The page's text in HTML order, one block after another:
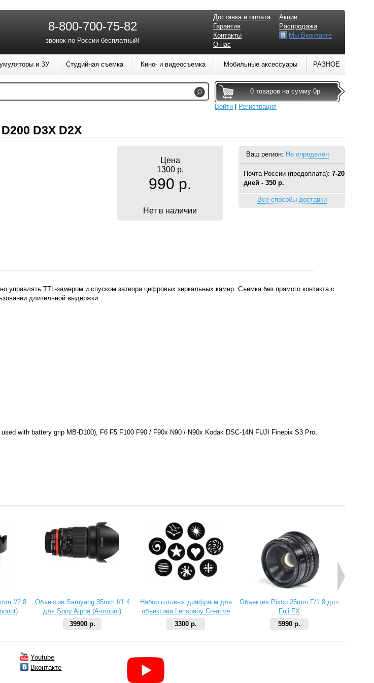
D3X D2X
Ваш регион: Не определен
Почта России (предоплата): 7-20
дней - 350 р.
Все способы доставки
Цена
1300 р.
990 р.
Нет в наличии
управлять TTL-замером и спуском затвора цифровых зеркальных камер. Съемка без прямого контакта с
длительной выдержки.
with battery grip MB-D100), F6 F5 F100 F90 / F90x N90 / N90x Kodak DSC-14N FUJI Finepix S3 Pro,
f/2.8
Объектив Samyang 35mm f/1.4
для Sony Alpha (A-mount)
39900 р.
Набор готовых диафрагм для
объектива Lensbaby Creative
Aperture Kit 2
3300 р.
Объектив Pixco 25mm F/1.8 для
Fuji FX
5990 р.
8-800-700-75-82
звонок по России бесплатный!
Доставка и оплата
Гарантия
Контакты
О нас
Акции
Распродажа
Мы Вконтакте
и ЗУ Студийная съемка Кино- и видеосъемка Мобильные аксессуары РАЗНОЕ
0 товаров на сумму 0р.
Войти
Регистрация
Youtube
Вконтакте